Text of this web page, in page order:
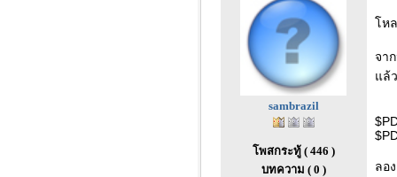
sambrazil
โพสกระทู้ ( 446 )
บทความ ( 0 )
โห
จา
แล้
ลอ